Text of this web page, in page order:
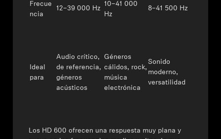
Frecue
ncia
12–39 000 Hz
10–41 000
Hz
8–41 500 Hz
Ideal
para
Audio crítico,
de referencia,
géneros
acústicos
Géneros
cálidos, rock,
música
electrónica
Sonido
moderno,
versatilidad
Los HD 600 ofrecen una respuesta muy plana y